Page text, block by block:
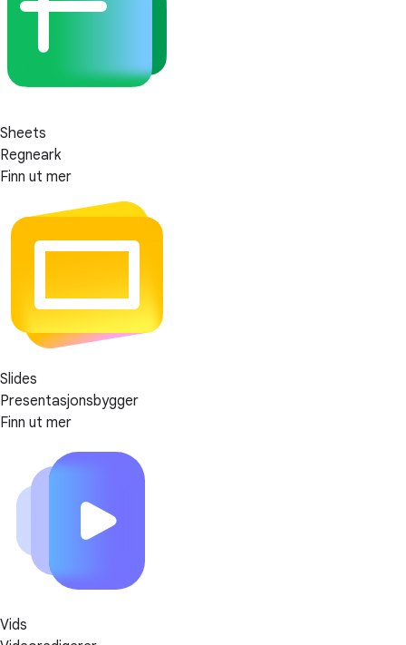
Sheets
Regneark
Finn ut mer
Slides
Presentasjonsbygger
Finn ut mer
Vids